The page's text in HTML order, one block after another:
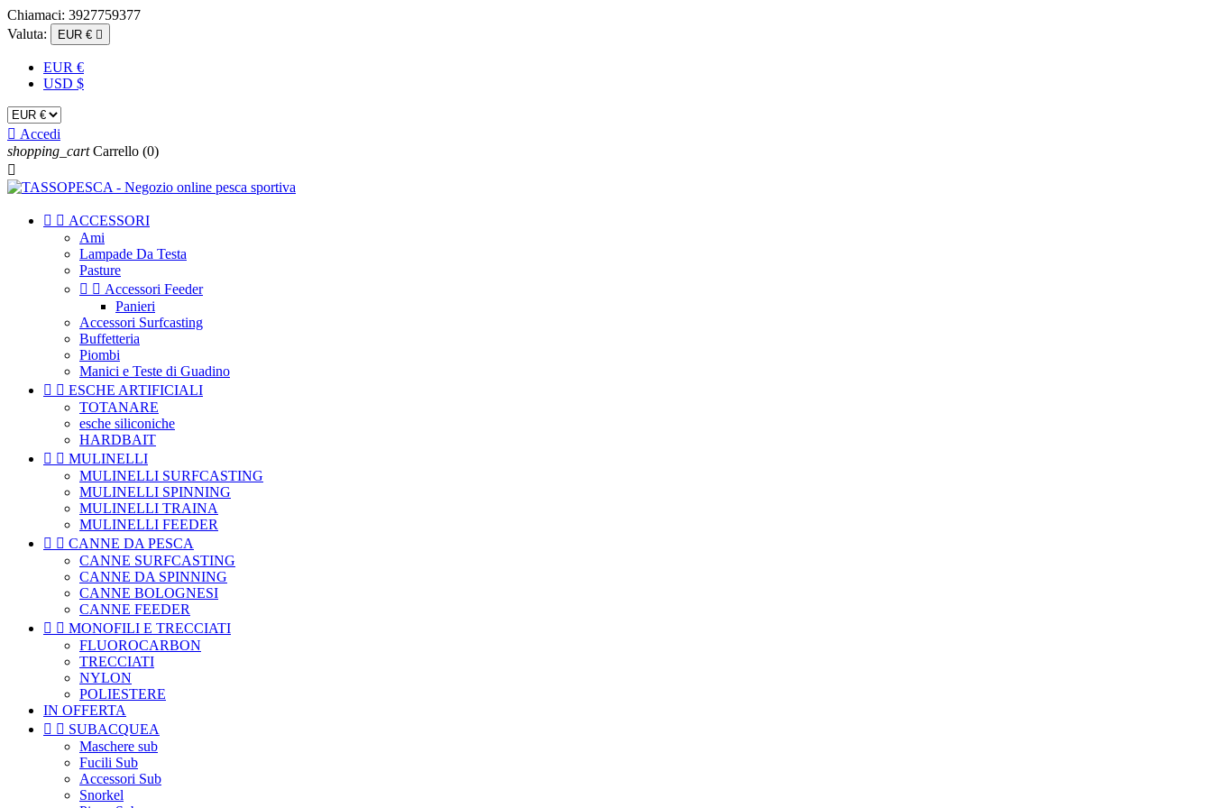
Chiamaci: 3927759377
Valuta:
EUR € 
EUR €
USD $
 Accedi
shopping_cart Carrello (0)

  ACCESSORI
Ami
Lampade Da Testa
Pasture
  Accessori Feeder
Panieri
Accessori Surfcasting
Buffetteria
Piombi
Manici e Teste di Guadino
  ESCHE ARTIFICIALI
TOTANARE
esche siliconiche
HARDBAIT
  MULINELLI
MULINELLI SURFCASTING
MULINELLI SPINNING
MULINELLI TRAINA
MULINELLI FEEDER
  CANNE DA PESCA
CANNE SURFCASTING
CANNE DA SPINNING
CANNE BOLOGNESI
CANNE FEEDER
  MONOFILI E TRECCIATI
FLUOROCARBON
TRECCIATI
NYLON
POLIESTERE
IN OFFERTA
  SUBACQUEA
Maschere sub
Fucili Sub
Accessori Sub
Snorkel